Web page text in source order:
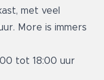
met veel
More is immers
tot 18:00 uur